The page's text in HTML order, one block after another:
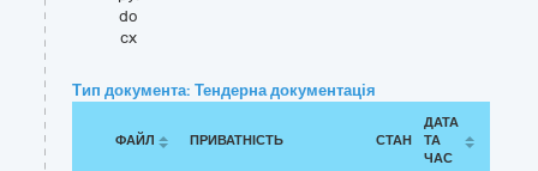
do
cx
Тип документа: Тендерна документація
ФАЙЛ ПРИВАТНІСТЬ СТАН
ДАТА
ТА
ЧАС